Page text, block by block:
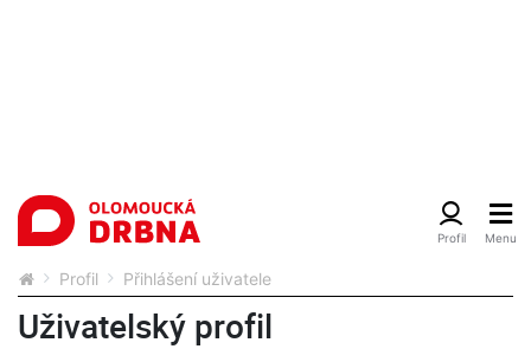
Profil Přihlášení uživatele
Uživatelský profil